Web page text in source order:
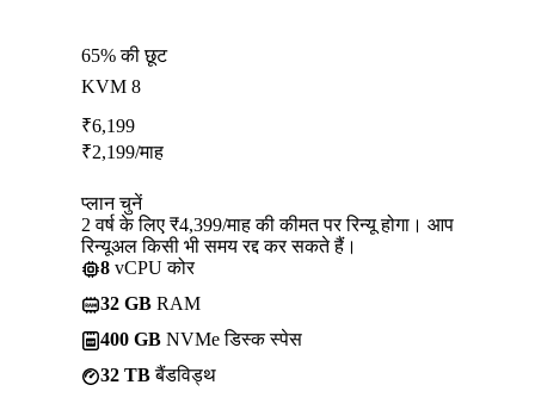
65% की छूट
KVM 8
₹6,199
₹2,199/माह
प्लान चुनें
2 वर्ष के लिए ₹4,399/माह की कीमत पर रिन्यू होगा। आप
रिन्यूअल किसी भी समय रद्द कर सकते हैं।
8 vCPU कोर
32 GB RAM
400 GB NVMe डिस्क स्पेस
32 TBबैंडविड्थ